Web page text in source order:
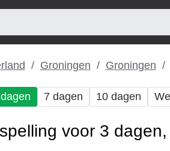
Groningen Groningen
7 dagen 10 dagen
voor 3